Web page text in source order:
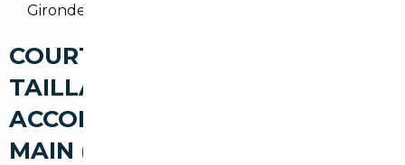
Gironde (DDE/ANTS).
COURTIER AUTOMOBILE LE
TAILLAN-MÉDOC : UN
ACCOMPAGNEMENT CLÉ EN
MAIN (RECHERCHE,